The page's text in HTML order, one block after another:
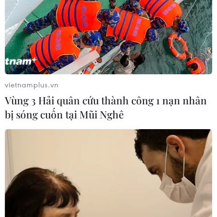
Ứng dụng Facebook thiết kế lại hoàn toàn
mới chính thức phát hành
03/05/2019 06:16
Ngày 2/5, Faceook đã chính thức phát hành bản cập
nhật phiên bản ứng dụng chính của mạng xã hội này
với giao diện thiết kế hoàn toàn mới.
vietnamplus.vn
Vùng 3 Hải quân cứu thành công 1 nạn nhân
bị sóng cuốn tại Mũi Nghê